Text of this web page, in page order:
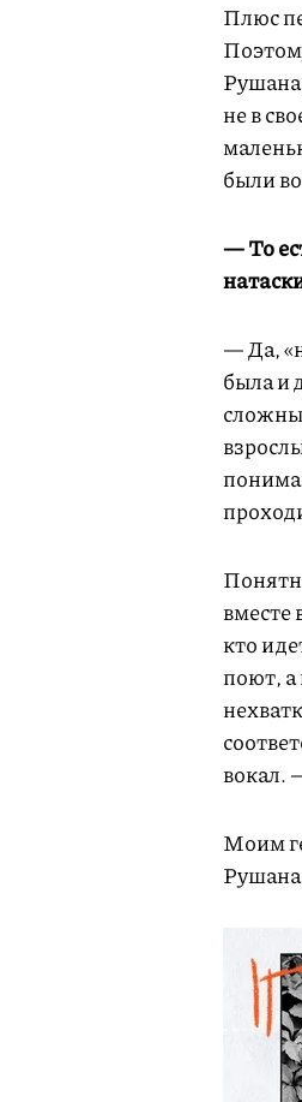
Плюс
Рушана
не в
были
— То
— Да,
была и
вместе
кто
поют, а
вокал.
Моим